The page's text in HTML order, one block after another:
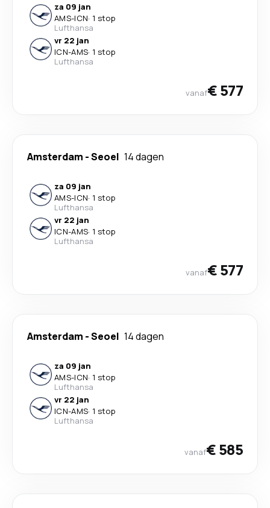
za 09 jan
AMS-ICN· 1 stop
Lufthansa
vr 22 jan
ICN-AMS· 1 stop
Lufthansa
vanaf€ 577
Amsterdam -Seoel 14 dagen
za 09 jan
AMS-ICN· 1 stop
Lufthansa
vr 22 jan
ICN-AMS· 1 stop
Lufthansa
vanaf€ 577
Amsterdam -Seoel 14 dagen
za 09 jan
AMS-ICN· 1 stop
Lufthansa
vr 22 jan
ICN-AMS· 1 stop
Lufthansa
vanaf€ 585